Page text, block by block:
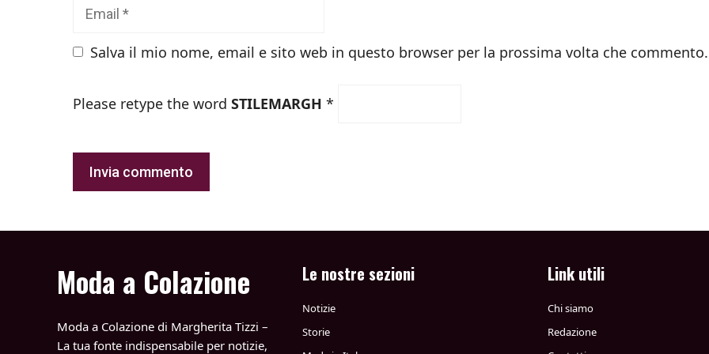
Salva il mio nome, email e sito web in questo browser per la prossima volta che commento.
Please retype the word STILEMARGH *
Moda a Colazione
Moda a Colazione di Margherita Tizzi –
La tua fonte indispensabile per notizie,
Le nostre sezioni
Notizie
Storie
Link utili
Chi siamo
Redazione